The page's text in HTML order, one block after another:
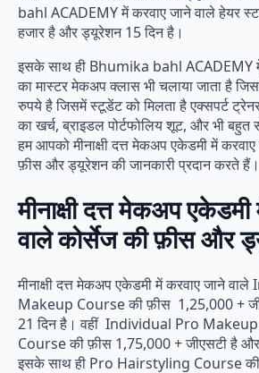
bahl ACADEMY में करवाए जाने वाले हेयर
हजार है और ड्यूरेशन 15 दिन है।
इसके साथ ही Bhumika bahl ACADEMY
का मास्टर मेकअप क्लास भी चलाया जाता है
रुपये है जिसमें स्टूडेंट को मिलता है एक्सपर्ट ट्रेनर
का खर्च, ब्राइडल पोर्टफोलिय शूट, और भी
हम आपको मीनाक्षी दत्त मेकअप एकेडमी में
फ़ीस और ड्यूरेशन की जानकारी प्रदान करते हैं।
मीनाक्षी दत्त मेकअप
वाले कोर्सेज की फ़ीस और
मीनाक्षी दत्त मेकअप एकेडमी में करवाए जाने
Makeup Course की फ़ीस 1,25,000 +
21 दिन है। वहीं Individual Pro
Course की फ़ीस 1,75,000 + जीएसटी है
इसके साथ ही Pro Hairstyling Course